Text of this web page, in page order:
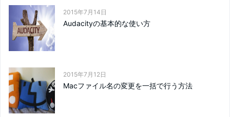
2015年7月14日
Audacityの基本的な使い方
2015年7月12日
Macファイル名の変更を一括で行う方法